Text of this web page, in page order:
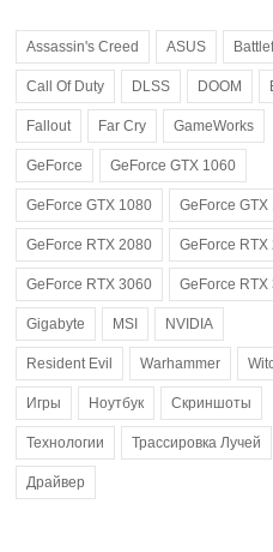
Assassin's Creed ASUS
Call Of Duty DLSS DOOM
Fallout Far Cry GameWorks
GeForce GeForce GTX 1060
GeForce GTX 1080 GeForce GTX
GeForce RTX 2080 GeForce RTX
GeForce RTX 3060 GeForce RTX
Gigabyte MSI NVIDIA
Resident Evil Warhammer
Игры Ноутбук Скриншоты
Технологии Трассировка Лучей
Драйвер